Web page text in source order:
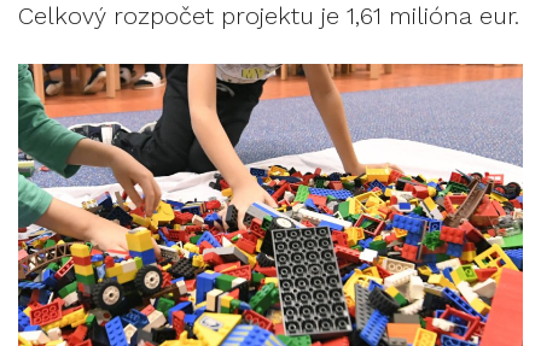
Celkový rozpočet projektu je 1,61 milióna eur.